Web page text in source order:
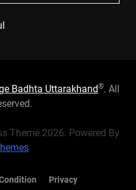
Badhta Uttarakhand®. All
Theme 2026. Powered By
Privacy